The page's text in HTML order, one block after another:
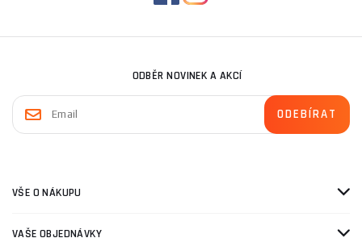
ODBĚR NOVINEK A AKCÍ
VŠE O NÁKUPU
VAŠE OBJEDNÁVKY